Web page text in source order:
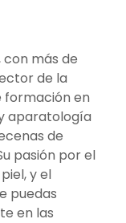
con más de
de la
formación en
aparatología
de
pasión por el
y el
puedas
en las